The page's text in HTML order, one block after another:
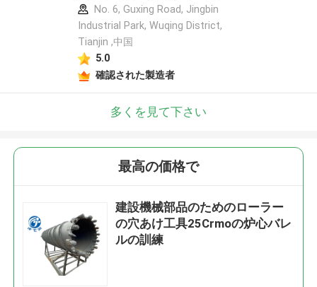
No. 6, Guxing Road, Jingbin
Industrial Park, Wuqing District,
Tianjin ,中国
5.0
確認された製造者
多くを見て下さい
最高の価格で
建設機械部品のためのローラー
の穴あけ工具25Crmoの炉心バレ
ルの訓練